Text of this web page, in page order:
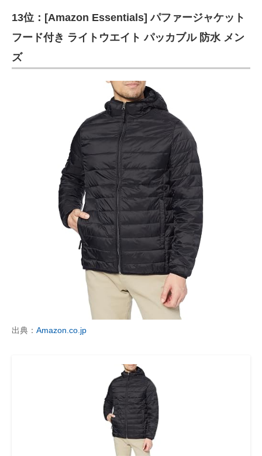
13位：[Amazon Essentials] パファージャケット
フード付き ライトウエイト パッカブル 防水 メン
ズ
出典： Amazon.co.jp